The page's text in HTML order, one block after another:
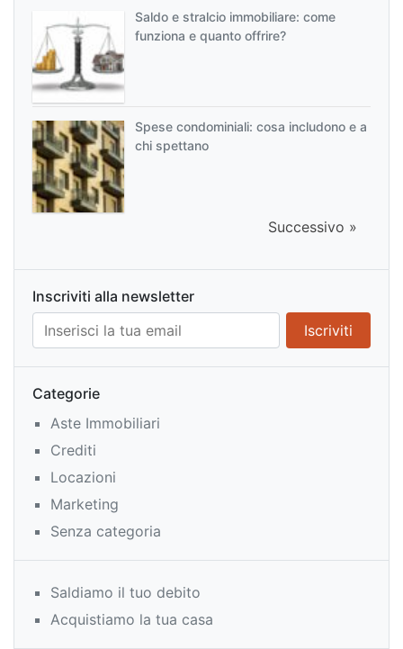
Saldo e stralcio immobiliare: come
funziona e quanto offrire?
Spese condominiali: cosa includono e a
chi spettano
Successivo »
Inscriviti alla newsletter
Categorie
Aste Immobiliari
Crediti
Locazioni
Marketing
Senza categoria
Saldiamo il tuo debito
Acquistiamo la tua casa